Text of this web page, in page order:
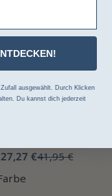
27,27 €41,95 €
ausgewählt. Durch Klicken
Du kannst dich jederzeit